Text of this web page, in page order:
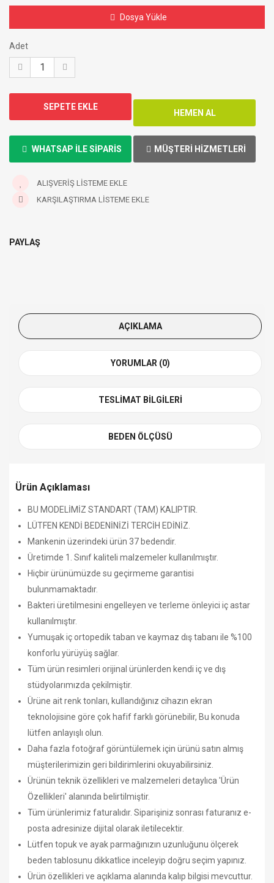
Dosya Yükle
Adet
WHATSAP ILE SIPARIS MÜŞTERI HIZMETLERI
ALIŞVERIŞ LISTEME EKLE
KARŞILAŞTIRMA LISTEME EKLE
PAYLAŞ
AÇIKLAMA
YORUMLAR (0)
TESLIMAT BILGILERI
BEDEN ÖLÇÜSÜ
Ürün Açıklaması
BU MODELİMİZ STANDART (TAM) KALIPTIR.
LÜTFEN KENDİ BEDENİNİZİ TERCİH EDİNİZ.
Mankenin üzerindeki ürün 37 bedendir.
Üretimde 1. Sınıf kaliteli malzemeler kullanılmıştır.
Hiçbir ürünümüzde su geçirmeme garantisi
bulunmamaktadır.
Bakteri üretilmesini engelleyen ve terleme önleyici iç astar
kullanılmıştır.
Yumuşak iç ortopedik taban ve kaymaz dış tabanı ile %100
konforlu yürüyüş sağlar.
Tüm ürün resimleri orijinal ürünlerden kendi iç ve dış
stüdyolarımızda çekilmiştir.
Ürüne ait renk tonları, kullandığınız cihazın ekran
teknolojisine göre çok hafif farklı görünebilir, Bu konuda
lütfen anlayışlı olun.
Daha fazla fotoğraf görüntülemek için ürünü satın almış
müşterilerimizin geri bildirimlerini okuyabilirsiniz.
Ürünün teknik özellikleri ve malzemeleri detaylıca 'Ürün
Özellikleri' alanında belirtilmiştir.
Tüm ürünlerimiz faturalıdır. Siparişiniz sonrası faturanız e-
posta adresinize dijital olarak iletilecektir.
Lütfen topuk ve ayak parmağınızın uzunluğunu ölçerek
beden tablosunu dikkatlice inceleyip doğru seçim yapınız.
Ürün özellikleri ve açıklama alanında kalıp bilgisi mevcuttur.